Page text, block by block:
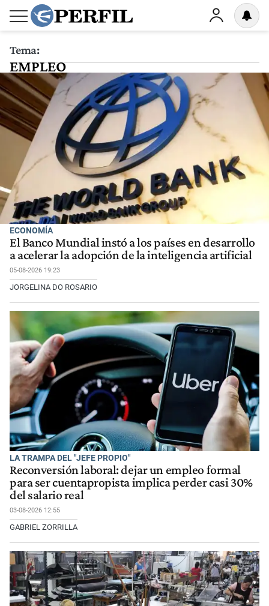
Tema:
EMPLEO
ECONOMÍA
El Banco Mundial instó a los países en desarrollo
a acelerar la adopción de la inteligencia artificial
05-08-2026 19:23
JORGELINA DO ROSARIO
LA TRAMPA DEL "JEFE PROPIO"
Reconversión laboral: dejar un empleo formal
para ser cuentapropista implica perder casi 30%
del salario real
03-08-2026 12:55
GABRIEL ZORRILLA